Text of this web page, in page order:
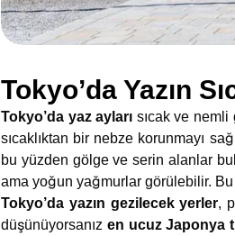
Tokyo’da Yazın
Tokyo’da yaz ayları sıcak ve
sıcaklıktan bir nebze korunmayı
bu yüzden gölge ve serin alanlar
ama yoğun yağmurlar görülebilir. Bu
Tokyo’da yazın gezilecek yerler,
düşünüyorsanız en ucuz Japonya